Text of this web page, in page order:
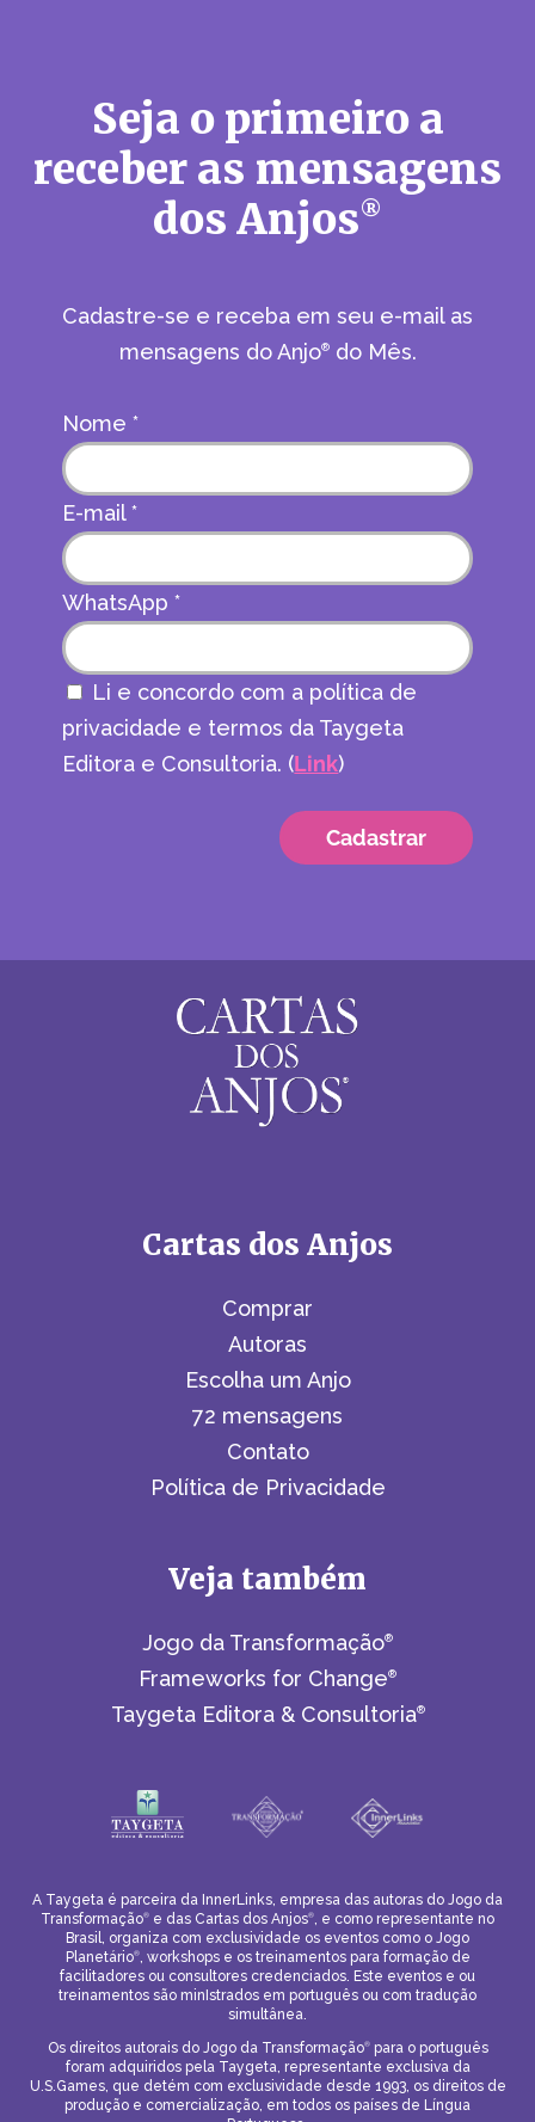
Seja o primeiro a
receber as mensagens
dos Anjos®
Cadastre-se e receba em seu e-mail as
mensagens do Anjo®do Mês.
Nome*
E-mail*
WhatsApp*
Li e concordo com a política de
privacidade e termos da Taygeta
Editora e Consultoria. (Link)
Cartas dos Anjos
Comprar
Autoras
Escolha um Anjo
72 mensagens
Contato
Política de Privacidade
Veja também
Jogo da Transformação®
Frameworks for Change®
Taygeta Editora & Consultoria®
A Taygeta é parceira da InnerLinks, empresa das autoras do Jogo da
Transformação® e das Cartas dos Anjos®, e como representante no
Brasil, organiza com exclusividade os eventos como o Jogo
Planetário®, workshops e os treinamentos para formação de
facilitadores ou consultores credenciados. Este eventos e ou
treinamentos são minIstrados em português ou com tradução
simultânea.
Os direitos autorais do Jogo da Transformação®para o português
foram adquiridos pela Taygeta, representante exclusiva da
U.S.Games, que detém com exclusividade desde 1993, os direitos de
produção e comercialização, em todos os países de Língua